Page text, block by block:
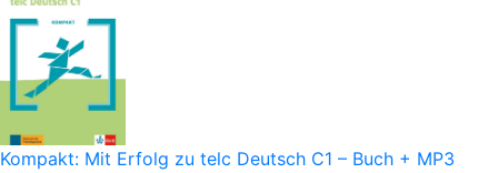
Kompakt: Mit Erfolg zu telc Deutsch C1 – Buch + MP3